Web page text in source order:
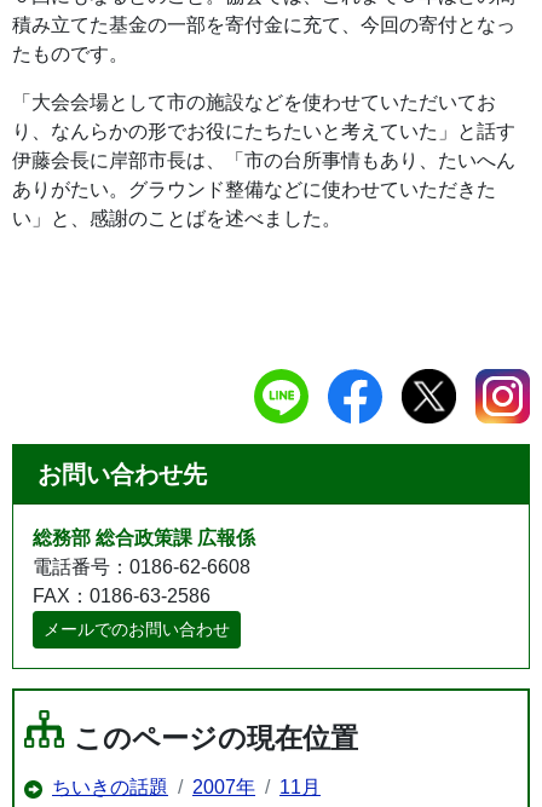
積み立てた基金の一部を寄付金に充て、今回の寄付となっ
たものです。
「大会会場として市の施設などを使わせていただいてお
り、なんらかの形でお役にたちたいと考えていた」と話す
伊藤会長に岸部市長は、「市の台所事情もあり、たいへん
ありがたい。グラウンド整備などに使わせていただきた
い」と、感謝のことばを述べました。
お問い合わせ先
総務部 総合政策課 広報係
電話番号：0186-62-6608
FAX：0186-63-2586
メールでのお問い合わせ
このページの現在位置
ちいきの話題 2007年 11月